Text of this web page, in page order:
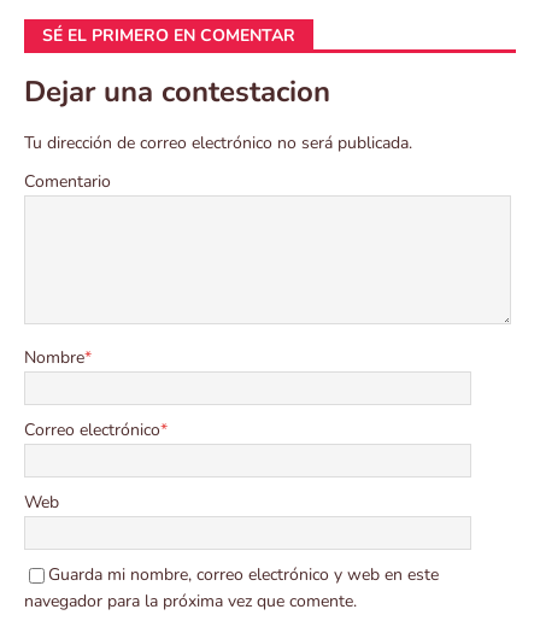
SÉ EL PRIMERO EN COMENTAR
Dejar una contestacion
Tu dirección de correo electrónico no será publicada.
Comentario
Nombre*
Correo electrónico*
Web
Guarda mi nombre, correo electrónico y web en este
navegador para la próxima vez que comente.